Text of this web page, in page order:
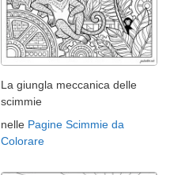
La giungla meccanica delle
scimmie
nelle Pagine Scimmie da
Colorare